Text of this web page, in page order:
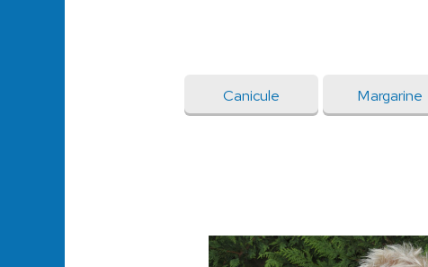
Canicule Margarine